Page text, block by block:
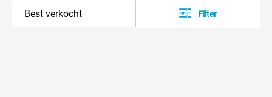
Filter